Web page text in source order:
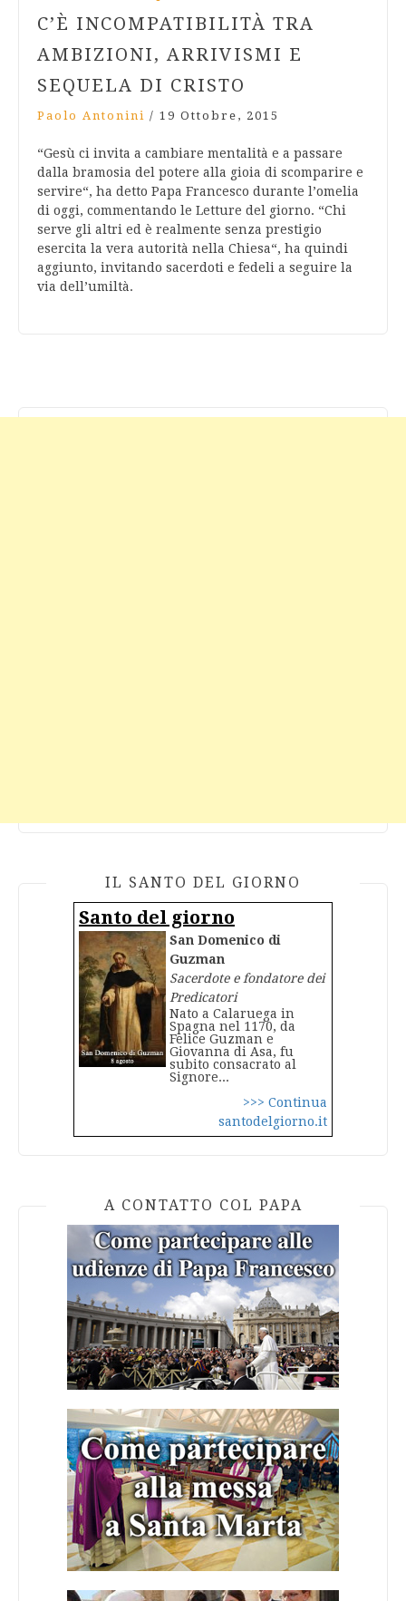
C’È INCOMPATIBILITÀ TRA
AMBIZIONI, ARRIVISMI E
SEQUELA DI CRISTO
Paolo Antonini / 19 Ottobre, 2015
“Gesù ci invita a cambiare mentalità e a passare
dalla bramosia del potere alla gioia di scomparire e
servire“, ha detto Papa Francesco durante l’omelia
di oggi, commentando le Letture del giorno. “Chi
serve gli altri ed è realmente senza prestigio
esercita la vera autorità nella Chiesa“, ha quindi
aggiunto, invitando sacerdoti e fedeli a seguire la
via dell’umiltà.
IL SANTO DEL GIORNO
Santo del giorno
San Domenico di
Guzman
Sacerdote e fondatore dei
Predicatori
Nato a Calaruega in
Spagna nel 1170, da
Felice Guzman e
Giovanna di Asa, fu
subito consacrato al
Signore...
>>> Continua
santodelgiorno.it
A CONTATTO COL PAPA